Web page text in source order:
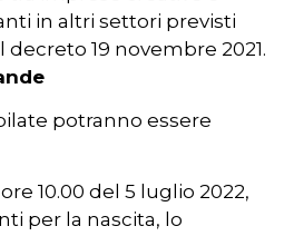
in altri settori previsti
decreto 19 novembre 2021.
potranno essere
10.00 del 5 luglio 2022,
per la nascita, lo